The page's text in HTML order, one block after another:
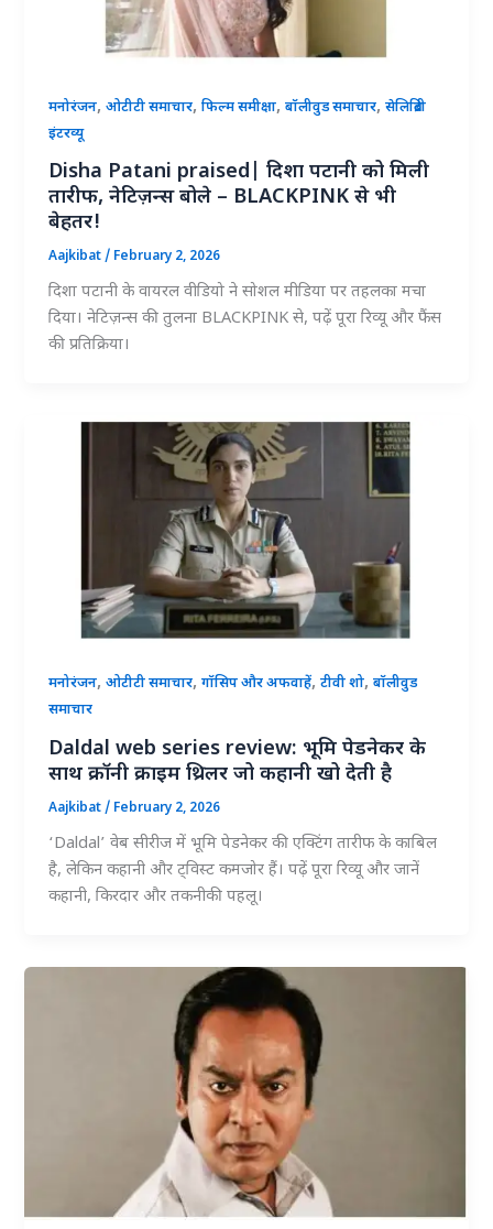
मनोरंजन,ओटीटी समाचार,फिल्म समीक्षा,बॉलीवुड समाचार,सेलिब्रिटी
इंटरव्यू
Disha Patani praised| दिशा पटानी को मिली
तारीफ, नेटिज़न्स बोले – BLACKPINK से भी
बेहतर!
Aajkibat/ February 2, 2026
दिशा पटानी के वायरल वीडियो ने सोशल मीडिया पर तहलका मचा
दिया। नेटिज़न्स की तुलना BLACKPINK से, पढ़ें पूरा रिव्यू और फैंस
की प्रतिक्रिया।
मनोरंजन,ओटीटी समाचार,गॉसिप और अफवाहें,टीवी शो,बॉलीवुड
समाचार
Daldal web series review: भूमि पेडनेकर के
साथ क्रॉनी क्राइम थ्रिलर जो कहानी खो देती है
Aajkibat/ February 2, 2026
‘Daldal’ वेब सीरीज में भूमि पेडनेकर की एक्टिंग तारीफ के काबिल
है, लेकिन कहानी और ट्विस्ट कमजोर हैं। पढ़ें पूरा रिव्यू और जानें
कहानी, किरदार और तकनीकी पहलू।